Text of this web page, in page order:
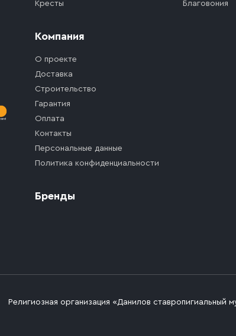
Кресты
Благовония
Компания
О проекте
Доставка
Строительство
Гарантия
Оплата
Контакты
Персональные данные
Политика конфиденциальности
Бренды
Религиозная организация «Данилов